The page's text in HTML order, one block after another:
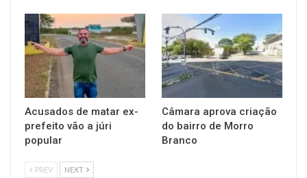
Acusados de matar ex-
prefeito vão a júri
popular
Câmara aprova criação
do bairro de Morro
Branco
PREV NEXT